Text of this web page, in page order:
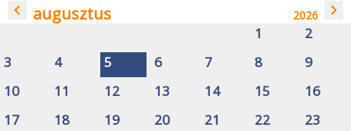
navigate_before augusztus 2026 navigate_next
1
2
3
4 5 6 7 8
9
10
11 12 13 14 15
16
17
18 19 20 21 22
23